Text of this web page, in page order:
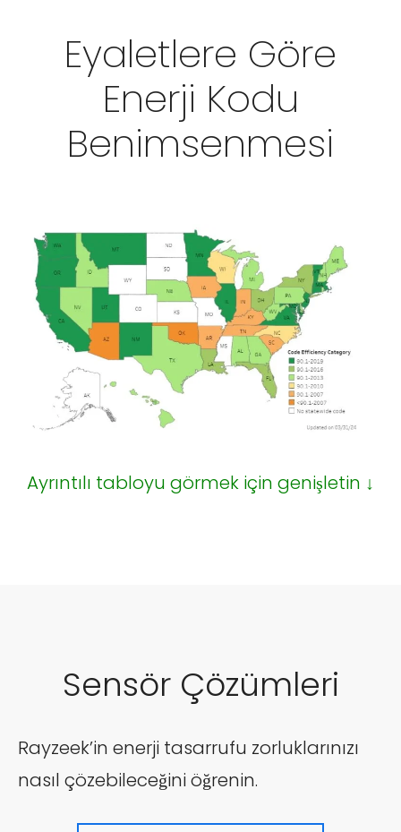
Eyaletlere Göre
Enerji Kodu
Benimsenmesi
Ayrıntılı tabloyu görmek için genişletin ↓
Sensör Çözümleri
Rayzeek’in enerji tasarrufu zorluklarınızı
nasıl çözebileceğini öğrenin.